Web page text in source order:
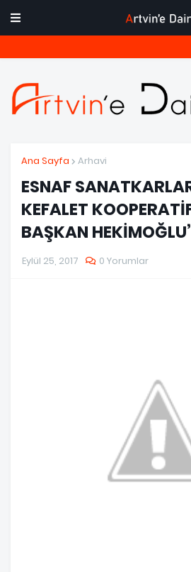
Ana Sayfa Arhavi
ESNAF
KEFALET
BAŞKAN
Eylül 25, 2017 0 Yorumlar